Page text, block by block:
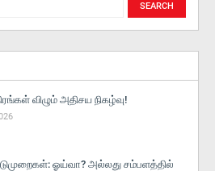
விழும் அதிசய நிகழ்வு!
ஓய்வா? அல்லது சம்பளத்தில்